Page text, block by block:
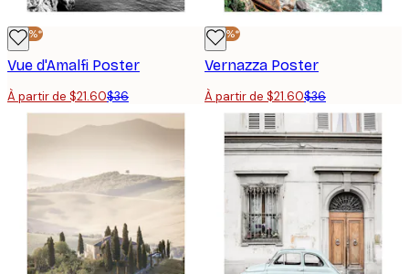
-40%*
Vue d'Amalfi Poster
À partir de $21.60$36
-40%*
Vernazza Poster
À partir de $21.60$36